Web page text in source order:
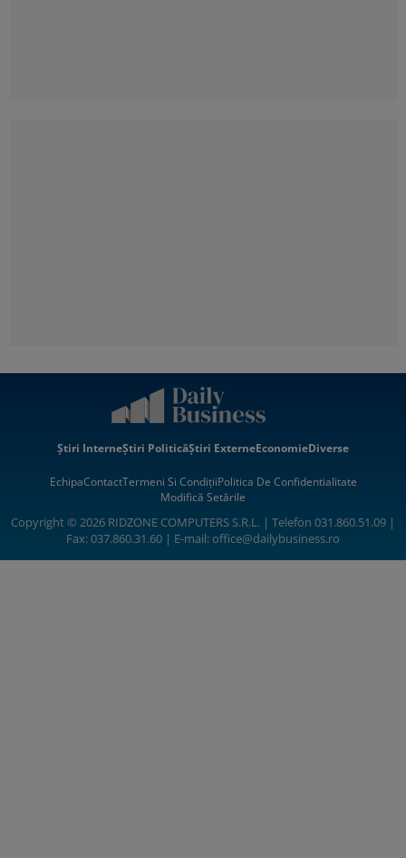
Știri InterneȘtiri PoliticăȘtiri ExterneEconomieDiverse
EchipaContactTermeni Si CondițiiPolitica De Confidentialitate
Modifică Setările
Copyright © 2026 RIDZONE COMPUTERS S.R.L. | Telefon 031.860.51.09 |
Fax: 037.860.31.60 | E-mail:office@dailybusiness.ro